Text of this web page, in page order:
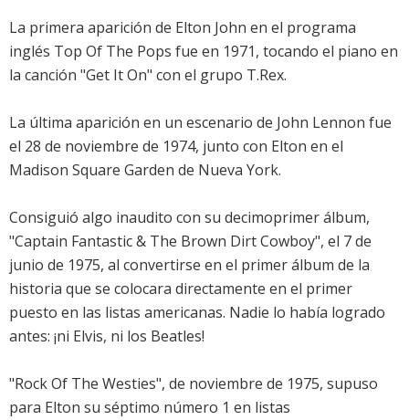
La primera aparición de Elton John en el programa
inglés Top Of The Pops fue en 1971, tocando el piano en
la canción "Get It On" con el grupo T.Rex.
La última aparición en un escenario de John Lennon fue
el 28 de noviembre de 1974, junto con Elton en el
Madison Square Garden de Nueva York.
Consiguió algo inaudito con su decimoprimer álbum,
"Captain Fantastic & The Brown Dirt Cowboy", el 7 de
junio de 1975, al convertirse en el primer álbum de la
historia que se colocara directamente en el primer
puesto en las listas americanas. Nadie lo había logrado
antes: ¡ni Elvis, ni los Beatles!
"Rock Of The Westies", de noviembre de 1975, supuso
para Elton su séptimo número 1 en listas